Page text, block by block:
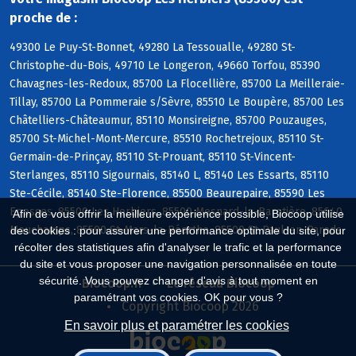
Afin de vous offrir la meilleure expérience possible, Biocoop utilise
des cookies : pour assurer une performance optimale du site, pour
récolter des statistiques afin d'analyser le trafic et la performance
du site et vous proposer une navigation personnalisée en toute
sécurité. Vous pouvez changer d'avis à tout moment en
paramétrant vos cookies. OK pour vous ?
En savoir plus et paramétrer les cookies
proche de :
49300 Le Puy-St-Bonnet, 49280 La Tessoualle, 49280 St-
Christophe-du-Bois, 49710 Le Longeron, 49660 Torfou, 85390
Chavagnes-les-Redoux, 85700 La Flocellière, 85700 La Meilleraie-
Tillay, 85700 La Pommeraie s/Sèvre, 85510 Le Boupère, 85700 Les
Châtelliers-Châteaumur, 85110 Monsireigne, 85700 Pouzauges,
85700 St-Michel-Mont-Mercure, 85510 Rochetrejoux, 85110 St-
Germain-de-Prinçay, 85110 St-Prouant, 85110 St-Vincent-
Sterlanges, 85110 Sigournais, 85140 L, 85140 Les Essarts, 85110
Ste-Cécile, 85140 Ste-Florence, 85500 Beaurepaire, 85590 Les
Epesses, 85500 Les Herbiers, 85500 Mesnard-la-Barotière, 85640
Mouchamps, 85590 St-Mars-la-Réorthe, 85500 St-Paul-en-Pareds
Biocoop.fr
Le réseau Biocoop
Copyright Biocoop 2026